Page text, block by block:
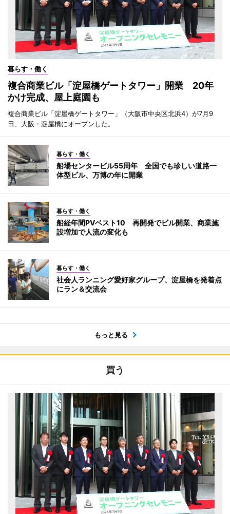
暮らす・働く
複合商業ビル「淀屋橋ゲートタワー」開業 20年
かけ完成、屋上庭園も
複合商業ビル「淀屋橋ゲートタワー」（大阪市中央区北浜4）が7月9
日、大阪・淀屋橋にオープンした。
暮らす・働く
船場センタービル55周年 全国でも珍しい道路一
体型ビル、万博の年に開業
暮らす・働く
船経年間PVベスト10 再開発でビル開業、商業施
設増加で人流の変化も
暮らす・働く
社会人ランニング愛好家グループ、淀屋橋を発着点
にラン＆交流会
もっと見る
買う